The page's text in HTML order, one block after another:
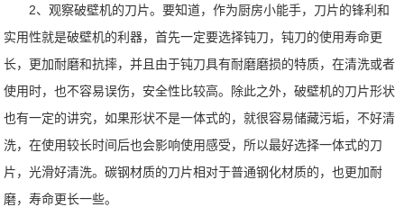
2、观察破壁机的刀片。要知道，作为厨房小能手，刀片的锋利和
实用性就是破壁机的利器，首先一定要选择钝刀，钝刀的使用寿命更
长，更加耐磨和抗摔，并且由于钝刀具有耐磨磨损的特质，在清洗或者
使用时，也不容易误伤，安全性比较高。除此之外，破壁机的刀片形状
也有一定的讲究，如果形状不是一体式的，就很容易储藏污垢，不好清
洗，在使用较长时间后也会影响使用感受，所以最好选择一体式的刀
片，光滑好清洗。碳钢材质的刀片相对于普通钢化材质的，也更加耐
磨，寿命更长一些。